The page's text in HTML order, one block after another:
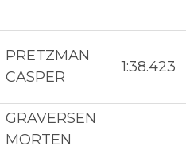
PRETZMAN
CASPER
1:38.423
GRAVERSEN
MORTEN